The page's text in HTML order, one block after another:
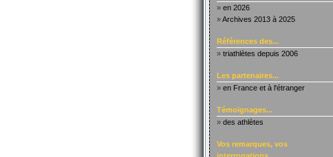
» en 2026
»Archives 2013 à 2025
Références des...
» triathlètes depuis 2006
Les partenaires...
» en France et à l'étranger
Témoignages...
» des athlètes
Vos remarques, vos